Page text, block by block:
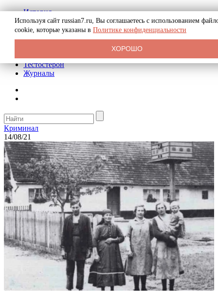
История
Биография
Криминал
Реклама на сайте
Тестостерон
Журналы
Криминал
14/08/21
Используя сайт russian7.ru, Вы соглашаетесь с использованием
cookie, которые указаны в Политике конфиденциальности
ХОРОШО